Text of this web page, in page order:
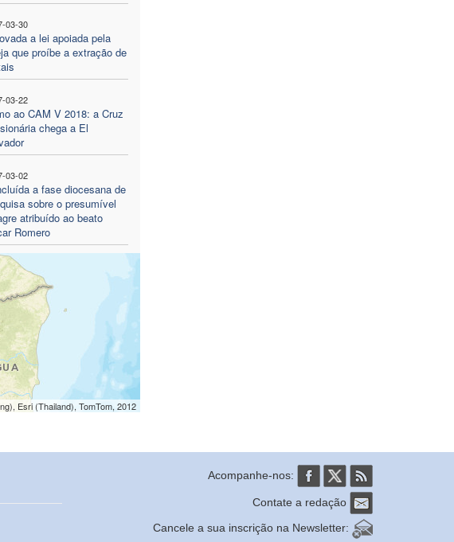
03-30
a lei apoiada pela
que proíbe a extração de
03-22
ao CAM V 2018: a Cruz
chega a El
03-02
a fase diocesana de
sobre o presumível
atribuído ao beato
Romero
Esri (Thailand), TomTom, 2012
Acompanhe-nos:
Contate a redação
Cancele a sua inscrição na Newsletter: